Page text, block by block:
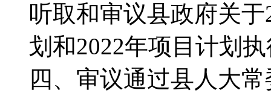
听取和审议县政府关
划和2022年项目计划
四、审议通过县人大